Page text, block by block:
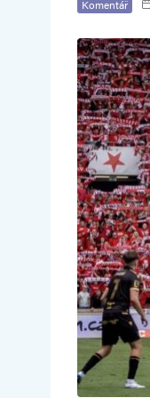
Komentář